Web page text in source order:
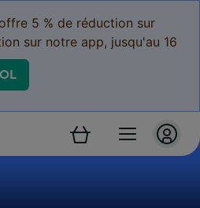
5 % de réduction sur
sur notre app, jusqu'au 16